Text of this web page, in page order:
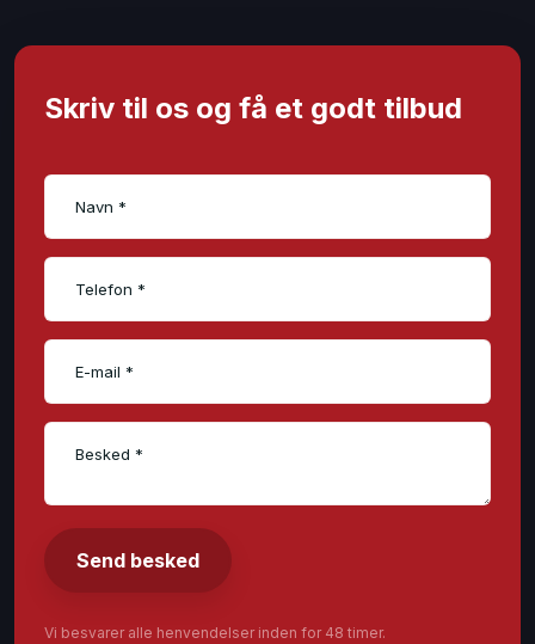
Skriv til os og få et godt tilbud​
Vi besvarer alle henvendelser inden for 48 timer.